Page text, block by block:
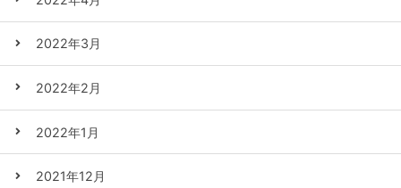
2022年3月
2022年2月
2022年1月
2021年12月